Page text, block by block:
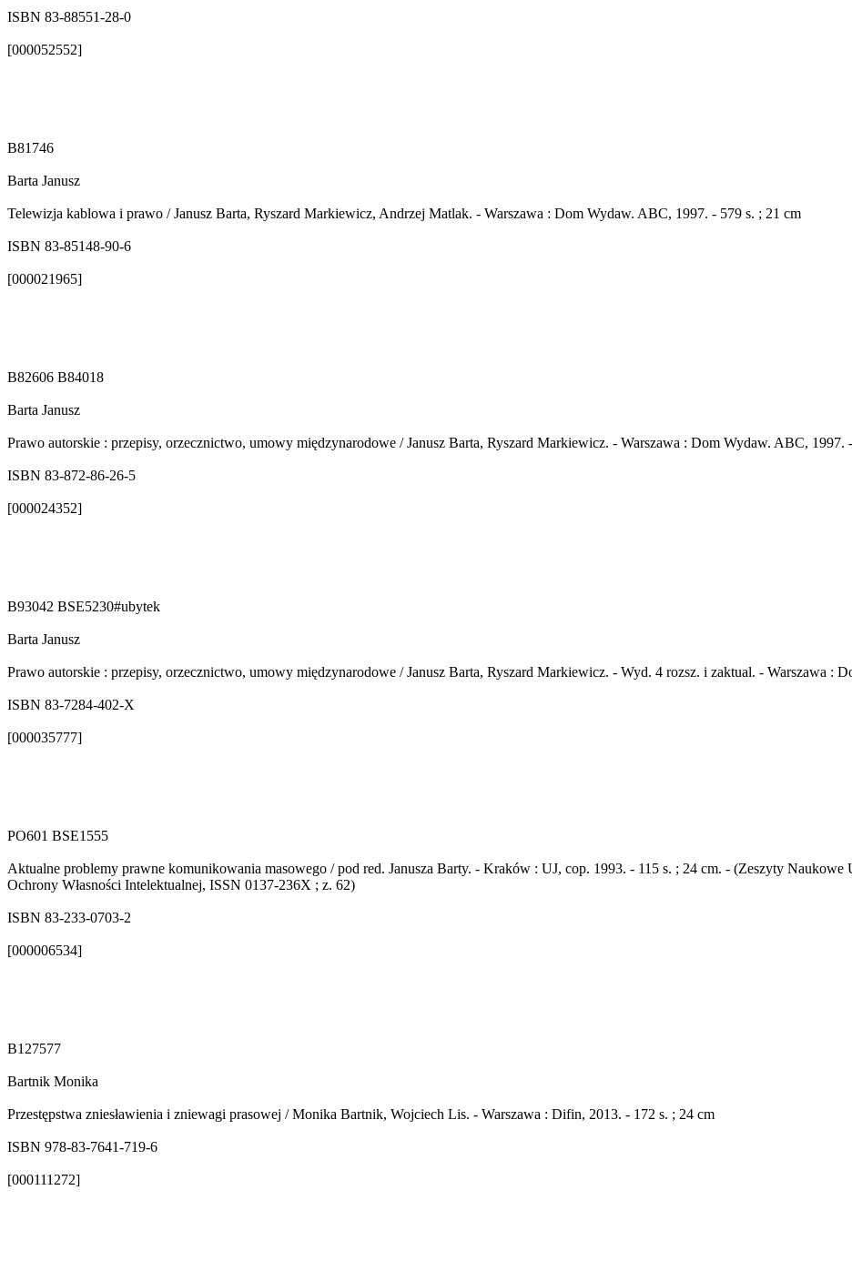
ISBN 83-88551-28-0
[000052552]
B81746
Barta Janusz
Telewizja kablowa i prawo / Janusz Barta, Ryszard Markiewicz, Andrzej Matlak. - Warszawa : Dom Wydaw. ABC, 1997. - 579 s. ; 21 cm
ISBN 83-85148-90-6
[000021965]
B82606 B84018
Barta Janusz
Prawo autorskie : przepisy, orzecznictwo, umowy międzynarodowe / Janusz Barta, Ryszard Markiewicz. - Warszawa : Dom Wydaw. ABC, 1997.
ISBN 83-872-86-26-5
[000024352]
B93042 BSE5230#ubytek
Barta Janusz
Prawo autorskie : przepisy, orzecznictwo, umowy międzynarodowe / Janusz Barta, Ryszard Markiewicz. - Wyd. 4 rozsz. i zaktual. - Warszawa :
ISBN 83-7284-402-X
[000035777]
PO601 BSE1555
Aktualne problemy prawne komunikowania masowego / pod red. Janusza Barty. - Kraków : UJ, cop. 1993. - 115 s. ; 24 cm. - (Zeszyty Naukowe
Ochrony Własności Intelektualnej, ISSN 0137-236X ; z. 62)
ISBN 83-233-0703-2
[000006534]
B127577
Bartnik Monika
Przestępstwa zniesławienia i zniewagi prasowej / Monika Bartnik, Wojciech Lis. - Warszawa : Difin, 2013. - 172 s. ; 24 cm
ISBN 978-83-7641-719-6
[000111272]